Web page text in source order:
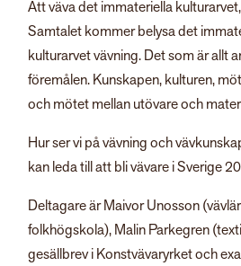
Att väva det immateriella
Samtalet kommer belysa det
kulturarvet vävning. Det som är allt
föremålen. Kunskapen, kulturen,
och mötet mellan utövare och
Hur ser vi på vävning och
kan leda till att bli vävare i Sverige
Deltagare är Maivor Unosson
folkhögskola), Malin Parkegren
gesällbrev i Konstvävaryrket och